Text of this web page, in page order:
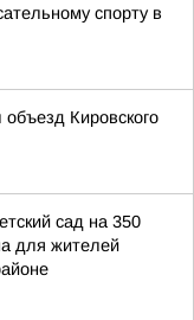
спорту в
Кировского
сад на 350
для жителей